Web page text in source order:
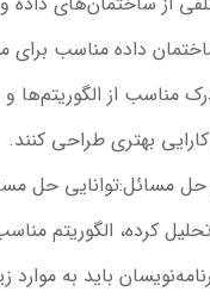
داده مناسب برای
مناسب از الگوریتم‌ها و
بهتری طراحی کنند.
حل مسائل:توانایی حل
کرده، الگوریتم
باید به موارد